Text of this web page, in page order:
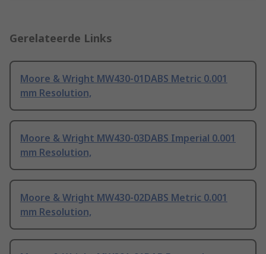
Gerelateerde Links
Moore & Wright MW430-01DABS Metric 0.001
mm Resolution,
Moore & Wright MW430-03DABS Imperial 0.001
mm Resolution,
Moore & Wright MW430-02DABS Metric 0.001
mm Resolution,